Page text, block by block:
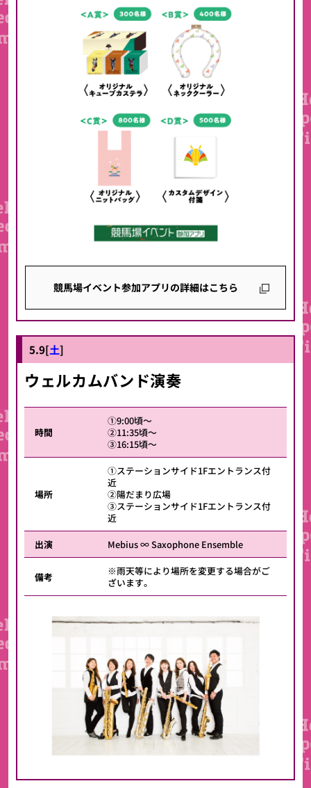
競馬場イベント参加アプリの詳細はこちら
5.9[土]
ウェルカムバンド演奏
時間
①9:00頃～
②11:35頃～
③16:15頃～
場所
①ステーションサイド1Fエントランス付
近
②陽だまり広場
③ステーションサイド1Fエントランス付
近
出演
Mebius ∞ Saxophone Ensemble
備考
※雨天等により場所を変更する場合がご
ざいます。